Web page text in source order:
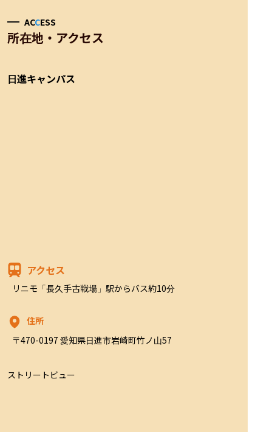
ACCESS
所在地・アクセス
日進キャンパス
アクセス
リニモ「長久手古戦場」駅からバス約10分
住所
〒470-0197 愛知県日進市岩崎町竹ノ山57
ストリートビュー